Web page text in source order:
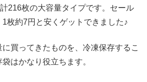
216枚の大容量タイプです。セール
枚約7円と安くゲットできました♪
買ってきたものを、冷凍保存するこ
はかなり役立ちます。